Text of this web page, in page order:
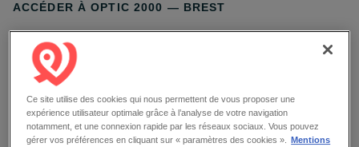
ACCÉDER À OPTIC 2000 — BREST
Ce site utilise des cookies qui nous permettent de vous proposer une
expérience utilisateur optimale grâce à l’analyse de votre navigation
notamment, et une connexion rapide par les réseaux sociaux. Vous pouvez
gérer vos préférences en cliquant sur « paramètres des cookies ».
Mentions